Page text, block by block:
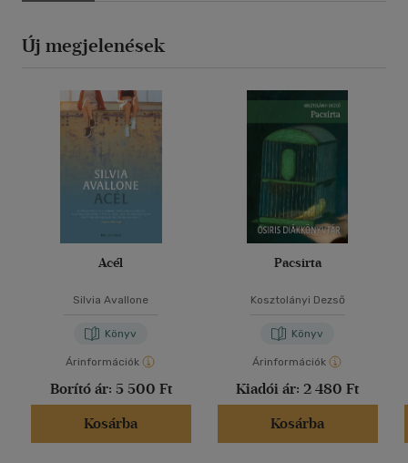
Új megjelenések
Acél
Silvia Avallone
Könyv
Árinformációk
Borító ár: 5 500 Ft
Kosárba
Pacsirta
Kosztolányi Dezső
Könyv
Árinformációk
Kiadói ár: 2 480 Ft
Kosárba